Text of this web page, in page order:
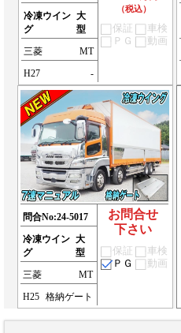
冷凍ウイン
グ
大
型
三菱
MT
H27
-
（税込）
保証
車検
ＰＧ
動画
問合No:24-5017
冷凍ウイン
グ
大
型
三菱
MT
H25
格納ゲート
お問合せ
下さい
保証
車検
ＰＧ
動画